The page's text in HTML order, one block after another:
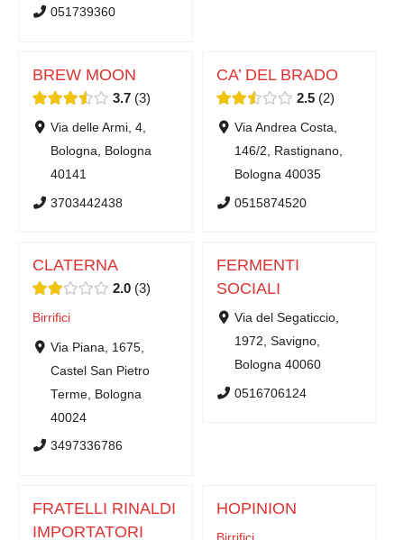
051739360
BREW MOON
3.7 3
Via delle Armi, 4,
Bologna, Bologna
40141
3703442438
CA’ DEL BRADO
2.5 2
Via Andrea Costa,
146/2, Rastignano,
Bologna 40035
0515874520
CLATERNA
2.0 3
Birrifici
Via Piana, 1675,
Castel San Pietro
Terme, Bologna
40024
3497336786
FERMENTI
SOCIALI
Via del Segaticcio,
1972, Savigno,
Bologna 40060
0516706124
FRATELLI RINALDI
IMPORTATORI
HOPINION